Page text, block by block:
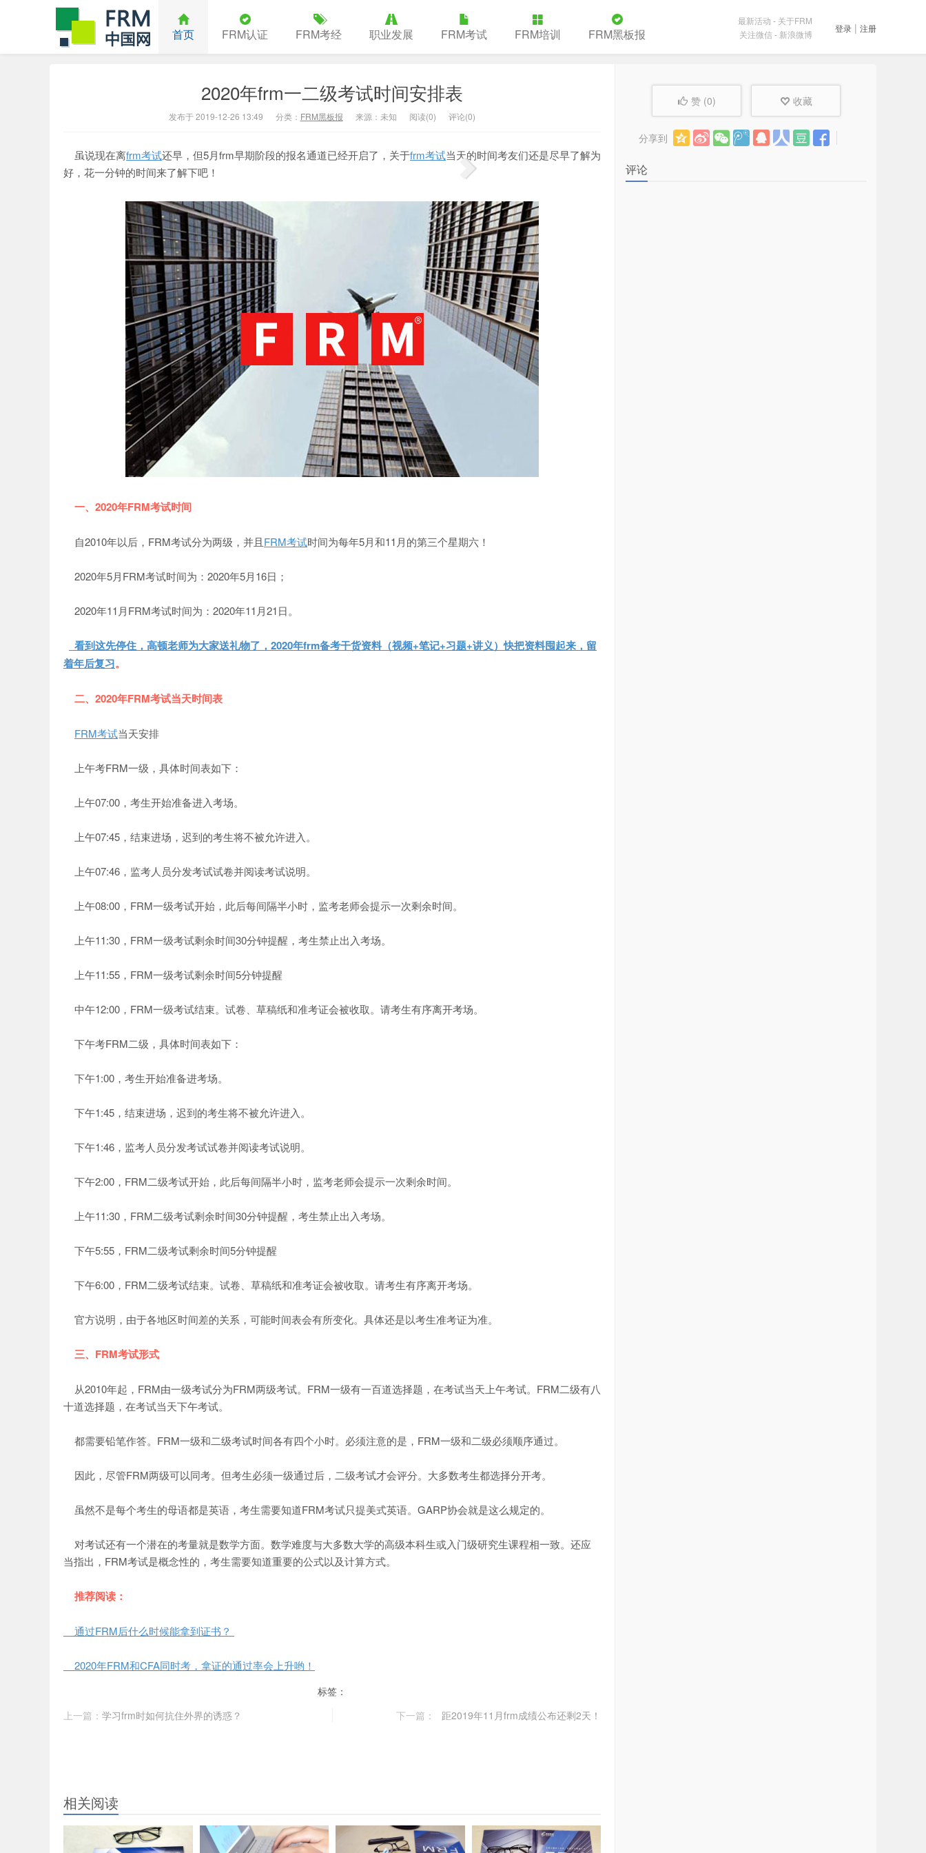
首页 FRM认证 FRM考经 职业发展 FRM考试 FRM培训 FRM黑板报 登录 | 注册
最新活动 - 关于FRM
关注微信- 新浪微博
2020年frm一二级考试时间安排表
发布于 2019-12-26 13:49 分类： FRM黑板报 来源：未知 阅读(0) 评论(0)
虽说现在离frm考试还早，但5月frm早期阶段的报名通道已经开启了，关于frm考试当天的时间考友们还是尽早了解为
好，花一分钟的时间来了解下吧！
一、2020年FRM考试时间
自2010年以后，FRM考试分为两级，并且FRM考试时间为每年5月和11月的第三个星期六！
2020年5月FRM考试时间为：2020年5月16日；
2020年11月FRM考试时间为：2020年11月21日。
看到这先停住，高顿老师为大家送礼物了，2020年frm备考干货资料（视频+笔记+习题+讲义）快把资料囤起来，留
着年后复习。
二、2020年FRM考试当天时间表
FRM考试当天安排
上午考FRM一级，具体时间表如下：
上午07:00，考生开始准备进入考场。
上午07:45，结束进场，迟到的考生将不被允许进入。
上午07:46，监考人员分发考试试卷并阅读考试说明。
上午08:00，FRM一级考试开始，此后每间隔半小时，监考老师会提示一次剩余时间。
上午11:30，FRM一级考试剩余时间30分钟提醒，考生禁止出入考场。
上午11:55，FRM一级考试剩余时间5分钟提醒
中午12:00，FRM一级考试结束。试卷、草稿纸和准考证会被收取。请考生有序离开考场。
下午考FRM二级，具体时间表如下：
下午1:00，考生开始准备进考场。
下午1:45，结束进场，迟到的考生将不被允许进入。
下午1:46，监考人员分发考试试卷并阅读考试说明。
下午2:00，FRM二级考试开始，此后每间隔半小时，监考老师会提示一次剩余时间。
上午11:30，FRM二级考试剩余时间30分钟提醒，考生禁止出入考场。
下午5:55，FRM二级考试剩余时间5分钟提醒
下午6:00，FRM二级考试结束。试卷、草稿纸和准考证会被收取。请考生有序离开考场。
官方说明，由于各地区时间差的关系，可能时间表会有所变化。具体还是以考生准考证为准。
三、FRM考试形式
从2010年起，FRM由一级考试分为FRM两级考试。FRM一级有一百道选择题，在考试当天上午考试。FRM二级有八
十道选择题，在考试当天下午考试。
都需要铅笔作答。FRM一级和二级考试时间各有四个小时。必须注意的是，FRM一级和二级必须顺序通过。
因此，尽管FRM两级可以同考。但考生必须一级通过后，二级考试才会评分。大多数考生都选择分开考。
虽然不是每个考生的母语都是英语，考生需要知道FRM考试只提美式英语。GARP协会就是这么规定的。
对考试还有一个潜在的考量就是数学方面。数学难度与大多数大学的高级本科生或入门级研究生课程相一致。还应
当指出，FRM考试是概念性的，考生需要知道重要的公式以及计算方式。
推荐阅读：
通过FRM后什么时候能拿到证书？
2020年FRM和CFA同时考，拿证的通过率会上升哟！
标签：
上一篇： 学习frm时如何抗住外界的诱惑？ 下一篇： 距2019年11月frm成绩公布还剩2天！
相关阅读
赞 (0) 收藏
分享到
评论